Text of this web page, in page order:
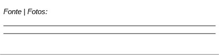
Fonte | Fotos: